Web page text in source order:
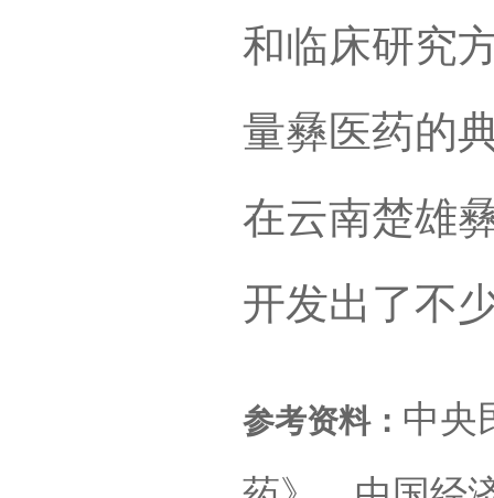
和临床研究
量彝医药的
在云南楚雄
开发出了不
参考资料： 中央